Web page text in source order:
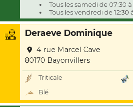
Tous les samedi de 07:30 à
Tous les vendredi de 12:30
Deraeve Dominique
4 rue Marcel Cave
80170 Bayonvillers
Triticale
Blé